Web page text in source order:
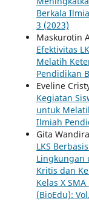
Berkala
3 (2023)
Maskurotin
Efektivitas
Melatih
Pendidikan
Eveline
Kegiatan
untuk
Ilmiah
Gita
LKS
Lingkungan
Kritis dan
Kelas X SMA
(BioEdu):